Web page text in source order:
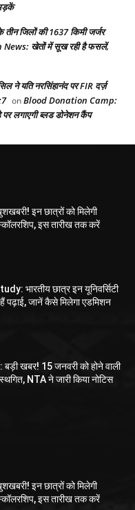
जिलों की 1637 किमी जर्जर
खेतों में सूख रही है फसलें,
ने यति नरसिंहानंद पर FIR दर्ज़
onBlood Donation Camp:
लगाएगी ब्लड डोनेशन कैंप
इन छात्रों को मिलेगी
इस तारीख तक करें
भारतीय छात्र इन यूनिवर्सिटी
जानें कैसे मिलेगा एडमिशन
खबर! 15 जनवरी को होने वाली
NTA ने जारी किया नोटिस
इन छात्रों को मिलेगी
इस तारीख तक करें